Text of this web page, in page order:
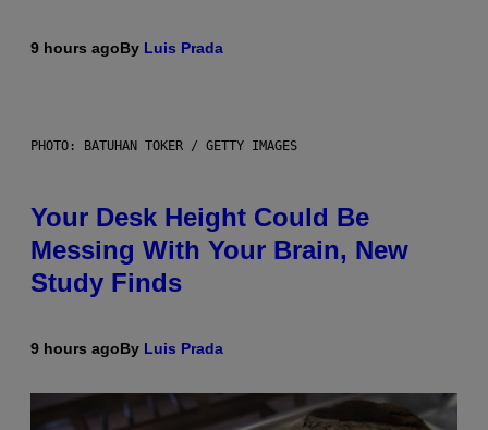
9 hours agoBy Luis Prada
PHOTO: BATUHAN TOKER / GETTY IMAGES
Your Desk Height Could Be
Messing With Your Brain, New
Study Finds
9 hours agoBy Luis Prada